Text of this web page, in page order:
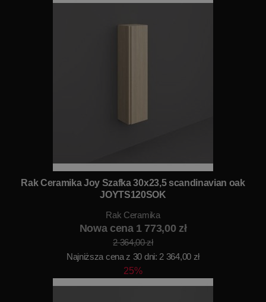
Rak Ceramika Joy Szafka 30x23,5 scandinavian oak
JOYTS120SOK
Rak Ceramika
Nowa cena 1 773,00 zł
2 364,00 zł
Najniższa cena z 30 dni: 2 364,00 zł
25%